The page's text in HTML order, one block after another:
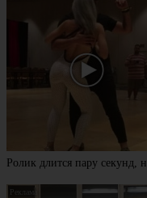
Ролик длится пару секунд,